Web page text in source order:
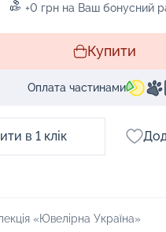
+0 грн на Ваш бонусний
Купити
Оплата частинами
в 1 клік
«Ювелірна Україна»